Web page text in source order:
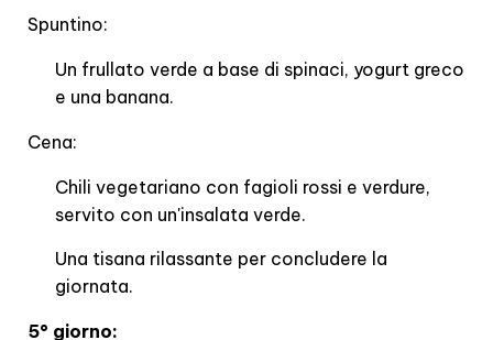
Spuntino:
Un frullato verde a base di spinaci, yogurt greco
e una banana.
Cena:
Chili vegetariano con fagioli rossi e verdure,
servito con un'insalata verde.
Una tisana rilassante per concludere la
giornata.
5° giorno: